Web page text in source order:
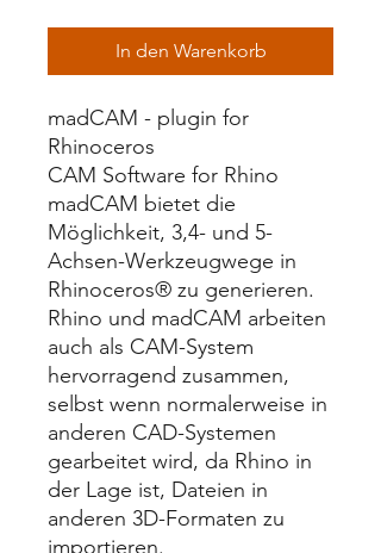
In den Warenkorb
madCAM - plugin for
Rhinoceros
CAM Software for Rhino
madCAM bietet die
Möglichkeit, 3,4- und 5-
Achsen-Werkzeugwege in
Rhinoceros® zu generieren.
Rhino und madCAM arbeiten
auch als CAM-System
hervorragend zusammen,
selbst wenn normalerweise in
anderen CAD-Systemen
gearbeitet wird, da Rhino in
der Lage ist, Dateien in
anderen 3D-Formaten zu
importieren.